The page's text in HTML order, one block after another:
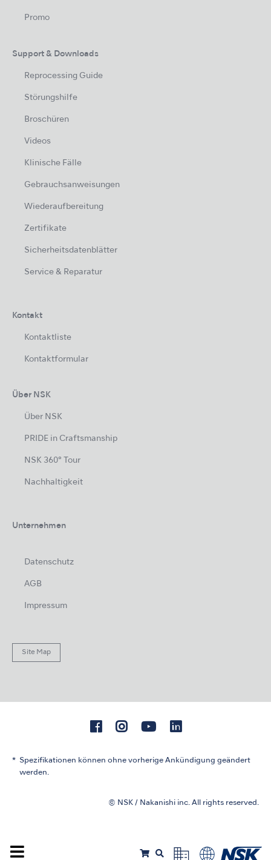
Promo
Support & Downloads
Reprocessing Guide
Störungshilfe
Broschüren
Videos
Klinische Fälle
Gebrauchsanweisungen
Wiederaufbereitung
Zertifikate
Sicherheitsdatenblätter
Service & Reparatur
Kontakt
Kontaktliste
Kontaktformular
Über NSK
Über NSK
PRIDE in Craftsmanship
NSK 360° Tour
Nachhaltigkeit
Unternehmen
Datenschutz
AGB
Impressum
Site Map
Spezifikationen können ohne vorherige Ankündigung geändert
werden.
© NSK / Nakanishi inc. All rights reserved.